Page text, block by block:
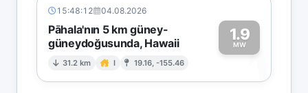
15:48:12 04.08.2026
Pāhala'nın 5 km güney-
güneydoğusunda, Hawaii
31.2 km I 19.16, -155.46
1.9
MW1